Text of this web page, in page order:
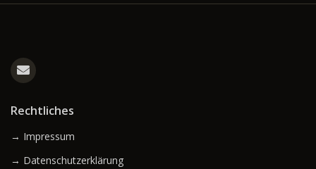
Rechtliches
→ Impressum
→ Datenschutzerklärung